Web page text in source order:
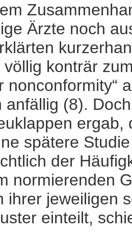
Ärzte noch
konträr
nonconformity“
anfällig (8).
spätere
der
normierenden
ihrer jeweiligen
einteilt,